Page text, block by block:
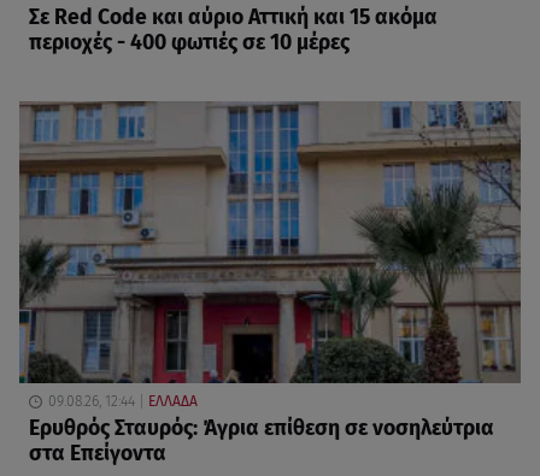
Σε Red Code και αύριο Αττική και 15 ακόμα
περιοχές - 400 φωτιές σε 10 μέρες
09.08.26, 12:44 ΕΛΛΑΔΑ
Ερυθρός Σταυρός: Άγρια επίθεση σε νοσηλεύτρια
στα Επείγοντα